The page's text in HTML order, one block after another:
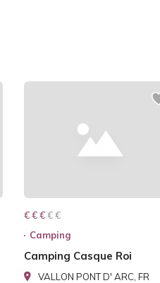
€ € € € €
€ € €
Camping
Camping Casque Roi
VALLON PONT D' ARC, FR